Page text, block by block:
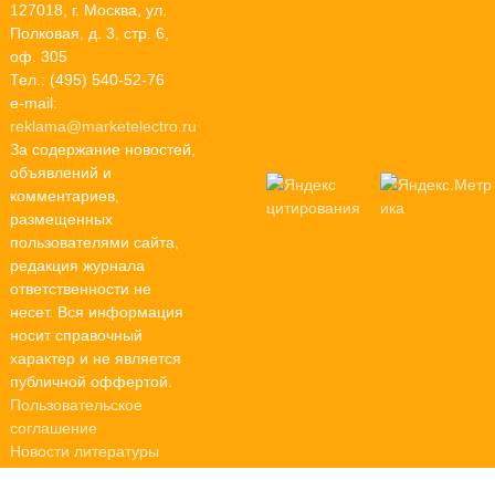
127018, г. Москва, ул.
Полковая, д. 3, стр. 6,
оф. 305
Тел.: (495) 540-52-76
e-mail:
reklama@marketelectro.ru
За содержание новостей,
объявлений и
комментариев,
размещенных
пользователями сайта,
редакция журнала
ответственности не
несет. Вся информация
носит справочный
характер и не является
публичной оффертой.
Пользовательское
соглашение
Новости литературы